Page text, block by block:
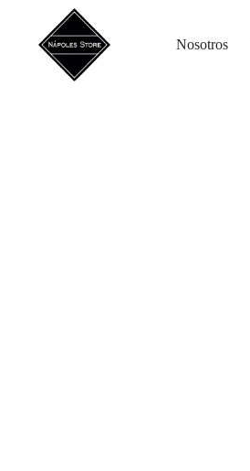
Nosotros